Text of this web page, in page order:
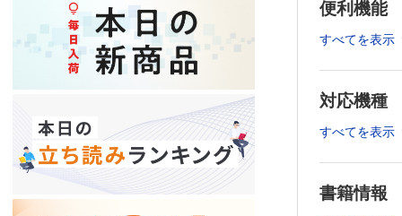
常診療で
・2022年2月
・2022年3月
・2022年4月
・2022年6月
便利機能
すべてを表示
対応機種
すべてを表示
書籍情報